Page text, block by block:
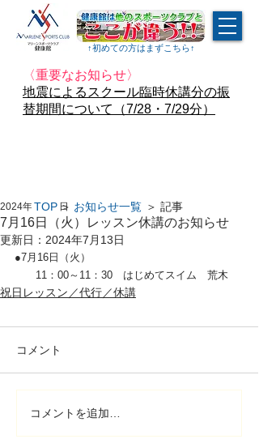
↑​初めての方はまずこちら↑
〈重要なお知らせ〉
地震によるスクール臨時休講分の振
替期間について（7/28・7/29分）
7月16日（火）レッスン休講のお知らせ
2024年7月12日
更新日： 2024年7月13日
●7月16日（火）
11：00～11：30　はじめてスイム　荒木
祝日レッスン／代行／休講
コメント
コメントを追加…
TOP ＞ お知らせ一覧 ＞ 記事